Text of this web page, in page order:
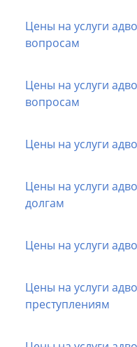
Цены на услуги
вопросам
Цены на услуги
вопросам
Цены на услуги
Цены на услуги
долгам
Цены на услуги
Цены на услуги
преступлениям